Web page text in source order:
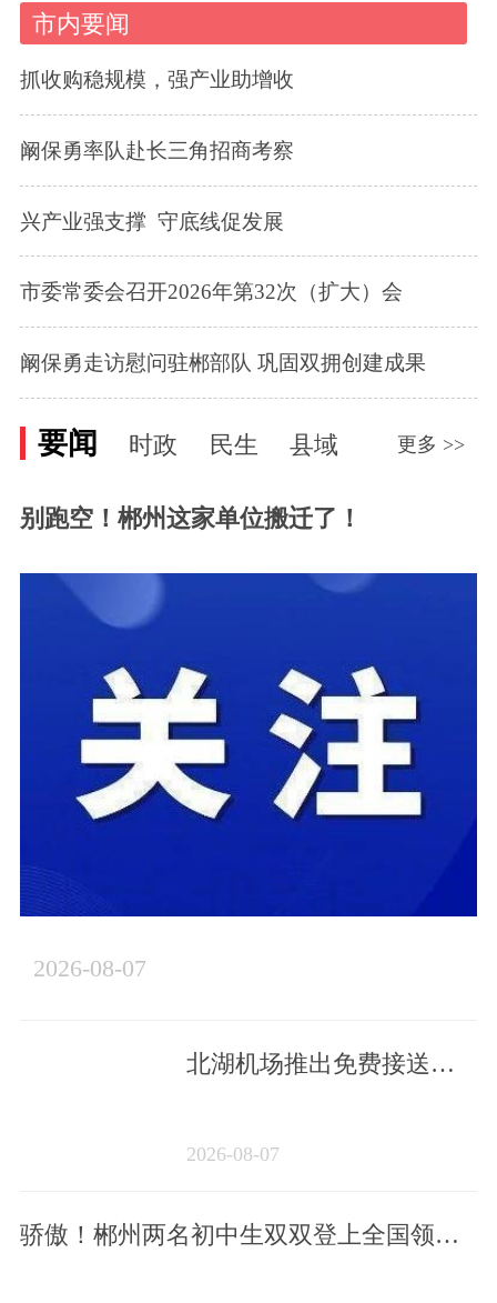
市内要闻
抓收购稳规模，强产业助增收
阚保勇率队赴长三角招商考察
兴产业强支撑 守底线促发展
市委常委会召开2026年第32次（扩大）会
阚保勇走访慰问驻郴部队 巩固双拥创建成果
要闻 时政 民生 县域 更多 >>
别跑空！郴州这家单位搬迁了！
2026-08-07
北湖机场推出免费接送服
2026-08-07
骄傲！郴州两名初中生双双登上全国领奖